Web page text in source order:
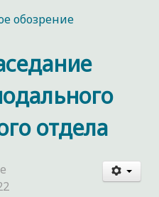
обозрение
отдела